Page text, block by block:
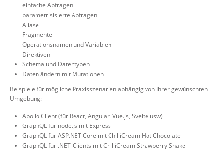
einfache Abfragen
parametrisisierte Abfragen
Aliase
Fragmente
Operationsnamen und Variablen
Direktiven
Schema und Datentypen
Daten ändern mit Mutationen
Beispiele für mögliche Praxisszenarien abhängig von Ihrer gewünschten
Umgebung:
Apollo Client (für React, Angular, Vue.js, Svelte usw)
GraphQL für node.js mit Express
GraphQL für ASP.NET Core mit ChilliCream Hot Chocolate
GraphQL für .NET-Clients mit ChilliCream Strawberry Shake